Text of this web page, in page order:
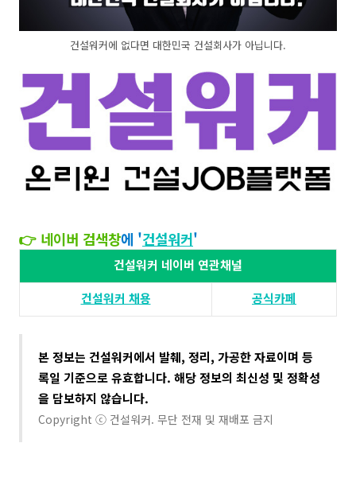
건설워커에 없다면 대한민국 건설회사가 아닙니다.
👉 네이버 검색창에 '건설워커'​​
건설워커 네이버 연관채널
건설워커 채용​
공식카페
본 정보는 건설워커에서 발췌, 정리, 가공한 자료이며 등
록일 기준으로 유효합니다. 해당 정보의 최신성 및 정확성
을 담보하지 않습니다​.
Copyright ⓒ 건설워커. 무단 전재 및 재배포 금지